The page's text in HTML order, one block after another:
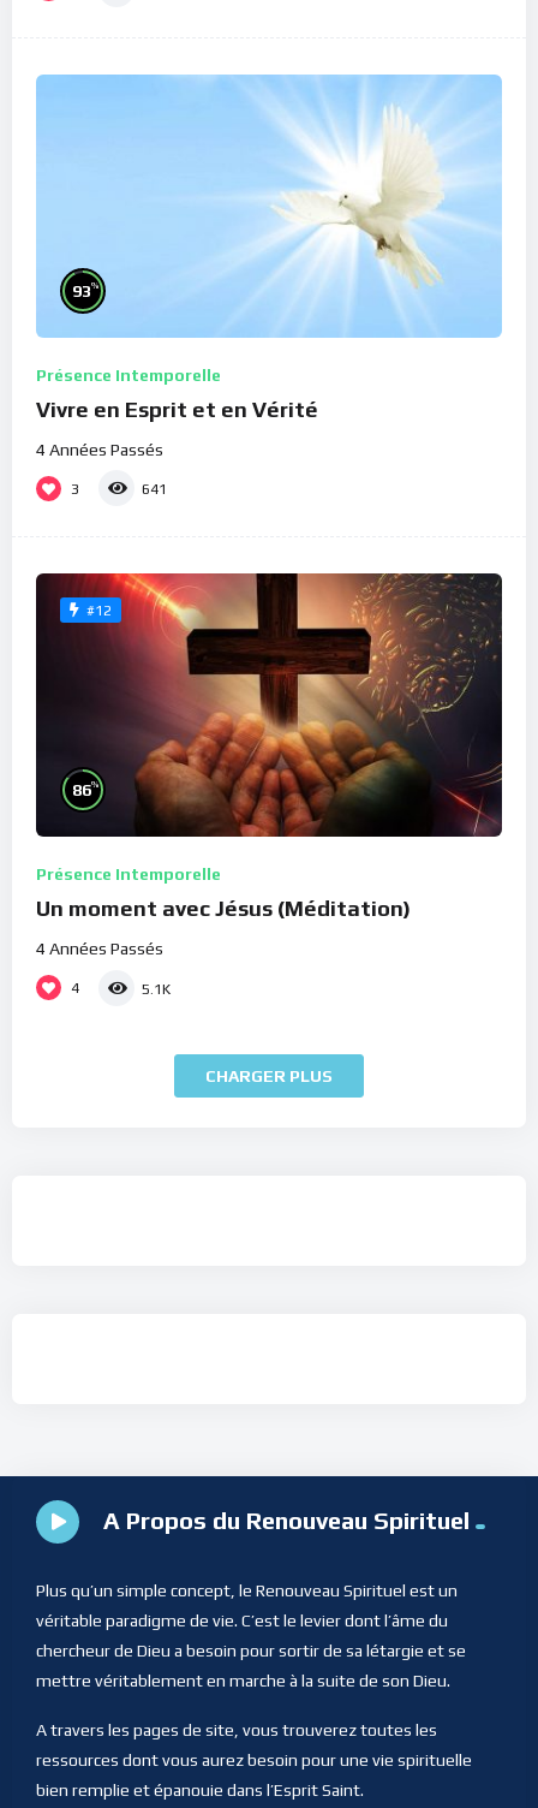
93%
Présence Intemporelle
Vivre en Esprit et en Vérité
4 Années Passés
3 641
#12
86%
Présence Intemporelle
Un moment avec Jésus (Méditation)
4 Années Passés
4 5.1K
CHARGER PLUS
A Propos du Renouveau Spirituel
Plus qu’un simple concept, le Renouveau Spirituel est un
véritable paradigme de vie. C’est le levier dont l’âme du
chercheur de Dieu a besoin pour sortir de sa létargie et se
mettre véritablement en marche à la suite de son Dieu.
A travers les pages de site, vous trouverez toutes les
ressources dont vous aurez besoin pour une vie spirituelle
bien remplie et épanouie dans l’Esprit Saint.